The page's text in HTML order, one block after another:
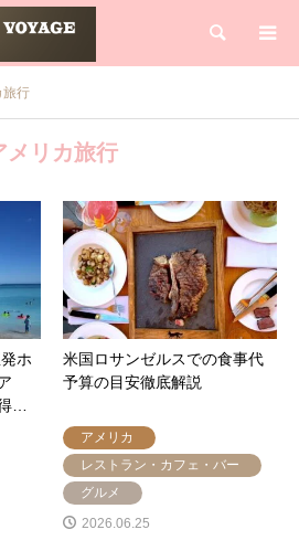
検索
旅行
メリカ旅行
ホ
…
米国ロサンゼルスでの食事代
予算の目安徹底解説
アメリカ
レストラン・カフェ・バー
グルメ
2026.06.25